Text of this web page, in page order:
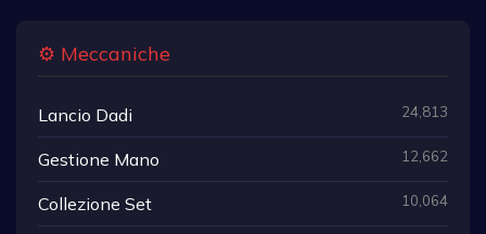
⚙️ Meccaniche
Lancio Dadi 24,813
Gestione Mano 12,662
Collezione Set 10,064